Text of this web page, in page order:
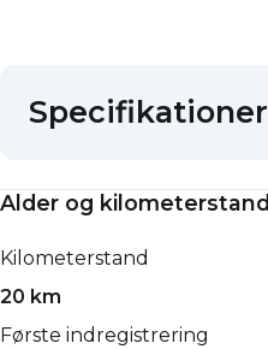
Specifikationer
Alder og kilometerstand
Kilometerstand
20 km
Første indregistrering